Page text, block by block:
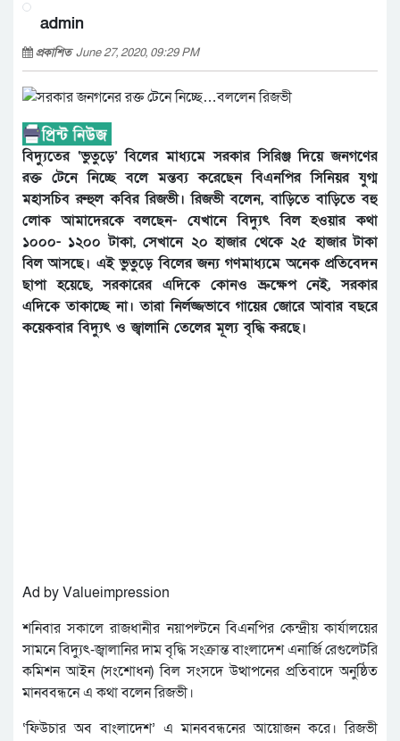
admin
প্রকাশিতJune 27, 2020, 09:29 PM
বিদ্যুতের ‘ভুতুড়ে’ বিলের মাধ্যমে সরকার সিরিঞ্জ দিয়ে জনগণের
রক্ত টেনে নিচ্ছে বলে মন্তব্য করেছেন বিএনপির সিনিয়র যুগ্ম
মহাসচিব রুহুল কবির রিজভী। রিজভী বলেন, বাড়িতে বাড়িতে বহু
লোক আমাদেরকে বলছেন- যেখানে বিদ্যুৎ বিল হওয়ার কথা
১০০০- ১২০০ টাকা, সেখানে ২০ হাজার থেকে ২৫ হাজার টাকা
বিল আসছে। এই ভুতুড়ে বিলের জন্য গণমাধ্যমে অনেক প্রতিবেদন
ছাপা হয়েছে, সরকারের এদিকে কোনও ভ্রুক্ষেপ নেই, সরকার
এদিকে তাকাচ্ছে না। তারা নির্লজ্জভাবে গায়ের জোরে আবার বছরে
কয়েকবার বিদ্যুৎ ও জ্বালানি তেলের মূল্য বৃদ্ধি করছে।
Ad by Valueimpression
শনিবার সকালে রাজধানীর নয়াপল্টনে বিএনপির কেন্দ্রীয় কার্যালয়ের
সামনে বিদ্যুৎ-জ্বালানির দাম বৃদ্ধি সংক্রান্ত বাংলাদেশ এনার্জি রেগুলেটরি
কমিশন আইন (সংশোধন) বিল সংসদে উত্থাপনের প্রতিবাদে অনুষ্ঠিত
মানববন্ধনে এ কথা বলেন রিজভী।
‘ফিউচার অব বাংলাদেশ’ এ মানববন্ধনের আয়োজন করে। রিজভী